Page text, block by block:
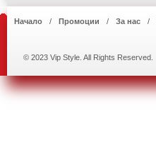
Начало Промоции За нас
© 2023 Vip Style. All Rights Reserved.